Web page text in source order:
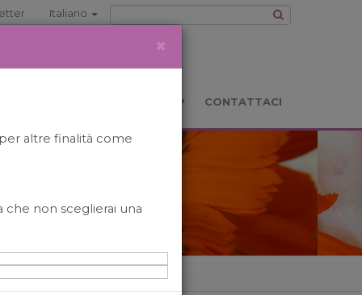
Italiano
BOOKSHOP CONTATTACI
×
altre finalità come
che non sceglierai una